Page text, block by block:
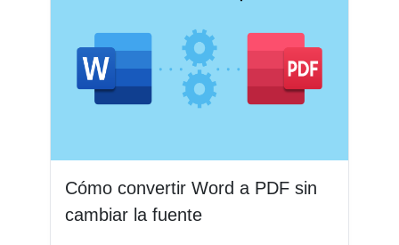
Cómo convertir Word a PDF sin
cambiar la fuente